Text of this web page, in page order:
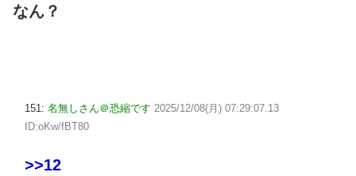
なん？
151: 名無しさん＠恐縮です 2025/12/08(月) 07:29:07.13
ID:oKw/fBT80
>>12